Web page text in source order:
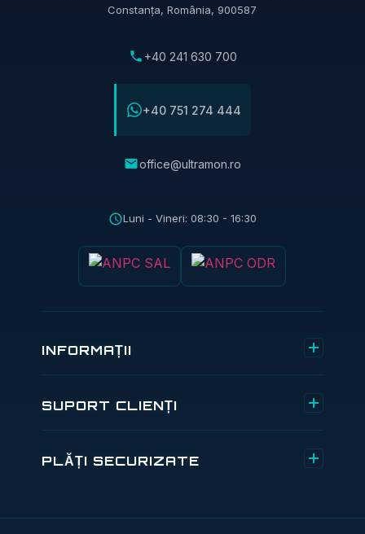
Constanța, România, 900587
+40 241 630 700
+40 751 274 444
office@ultramon.ro
Luni - Vineri: 08:30 - 16:30
INFORMAȚII
Termeni și condiții
SUPORT CLIENȚI
PLĂȚI SECURIZATE